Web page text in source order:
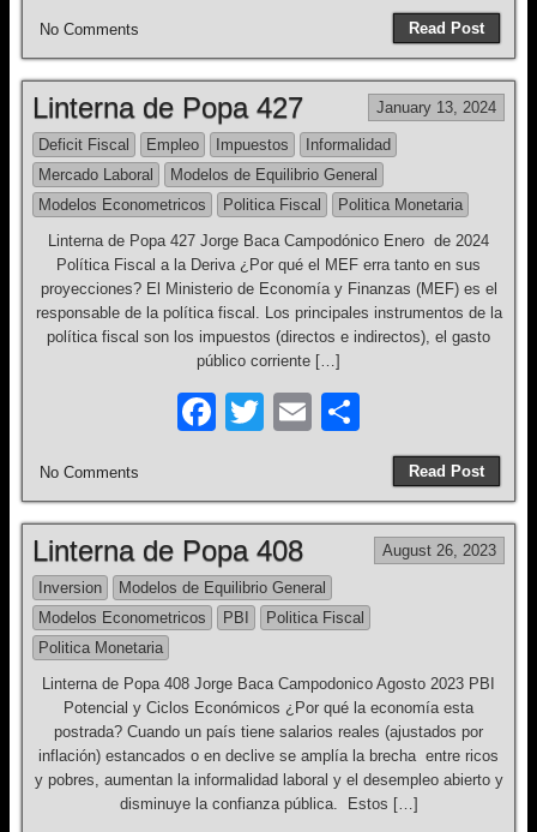
e
b
o
o
k
er
ar
e
Read Post
No Comments
Linterna de Popa 427 January 13, 2024
Deficit Fiscal Empleo Impuestos
Informalidad
Mercado Laboral
Modelos de Equilibrio General
Modelos Econometricos
Politica Fiscal
Politica Monetaria
Linterna de Popa 427 Jorge Baca Campodónico Enero de 2024
Política Fiscal a la Deriva ¿Por qué el MEF erra tanto en sus
proyecciones? El Ministerio de Economía y Finanzas (MEF) es el
responsable de la política fiscal. Los principales instrumentos de la
política fiscal son los impuestos (directos e indirectos), el gasto
público corriente […]
F
e
b
o
o
k
T
er
E
ar
e
Read Post
No Comments
Linterna de Popa 408 August 26, 2023
Inversion
Modelos de Equilibrio General
Modelos Econometricos
PBI
Politica Fiscal
Politica Monetaria
Linterna de Popa 408 Jorge Baca Campodonico Agosto 2023 PBI
Potencial y Ciclos Económicos ¿Por qué la economía esta
postrada? Cuando un país tiene salarios reales (ajustados por
inflación) estancados o en declive se amplía la brecha entre ricos
y pobres, aumentan la informalidad laboral y el desempleo abierto y
disminuye la confianza pública. Estos […]